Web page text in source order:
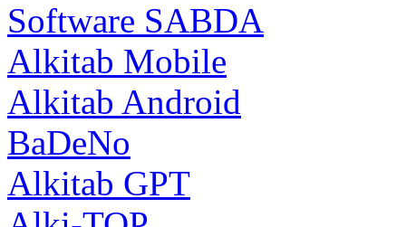
Software SABDA
Alkitab Mobile
Alkitab Android
BaDeNo
Alkitab GPT